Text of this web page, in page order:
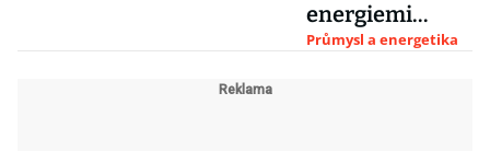
energiemi
vyjde stát na 30
Průmysl a energetika